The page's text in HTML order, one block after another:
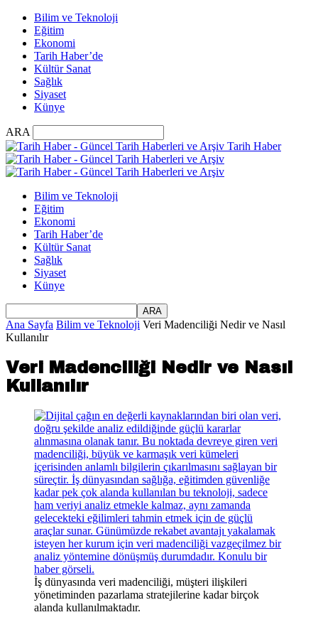
Bilim ve Teknoloji
Eğitim
Ekonomi
Tarih Haber’de
Kültür Sanat
Sağlık
Siyaset
Künye
ARA
Tarih Haber
Bilim ve Teknoloji
Eğitim
Ekonomi
Tarih Haber’de
Kültür Sanat
Sağlık
Siyaset
Künye
Ana Sayfa Bilim ve Teknoloji Veri Madenciliği Nedir ve Nasıl
Kullanılır
Veri Madenciliği Nedir ve Nasıl
Kullanılır
İş dünyasında veri madenciliği, müşteri ilişkileri
yönetiminden pazarlama stratejilerine kadar birçok
alanda kullanılmaktadır.